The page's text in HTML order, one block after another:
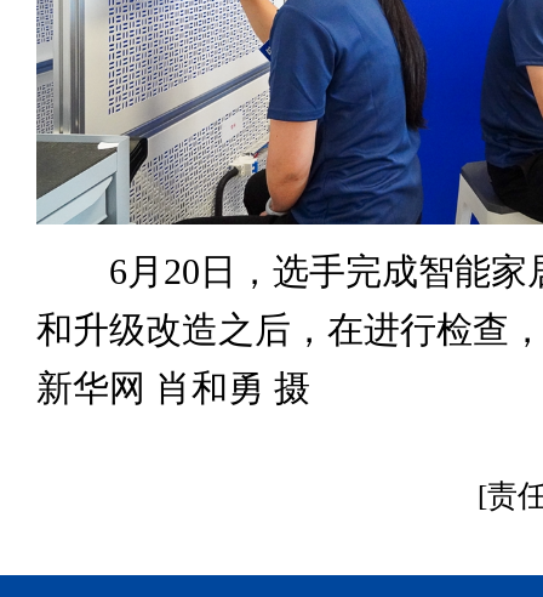
6月20日，选手完成智能家
和升级改造之后，在进行检查
新华网 肖和勇 摄
[责